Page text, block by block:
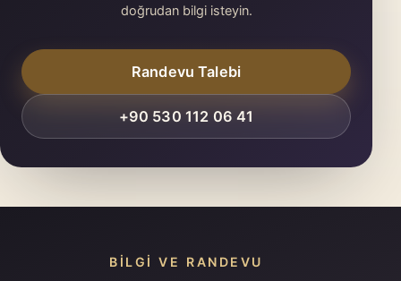
doğrudan bilgi isteyin.
Randevu Talebi
+90 530 112 06 41
BILGI VE RANDEVU